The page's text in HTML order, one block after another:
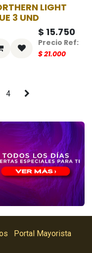
-25%
LIGHT
3 UND
$ 15.750
$21.000
4
Portal Mayorista